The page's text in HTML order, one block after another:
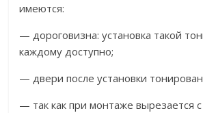
имеются:
— дороговизна: установка такой
каждому доступно;
— двери после установки
— так как при монтаже вырезается